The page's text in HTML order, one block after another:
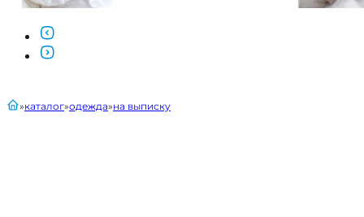
главнаякаталог одежда на выписку